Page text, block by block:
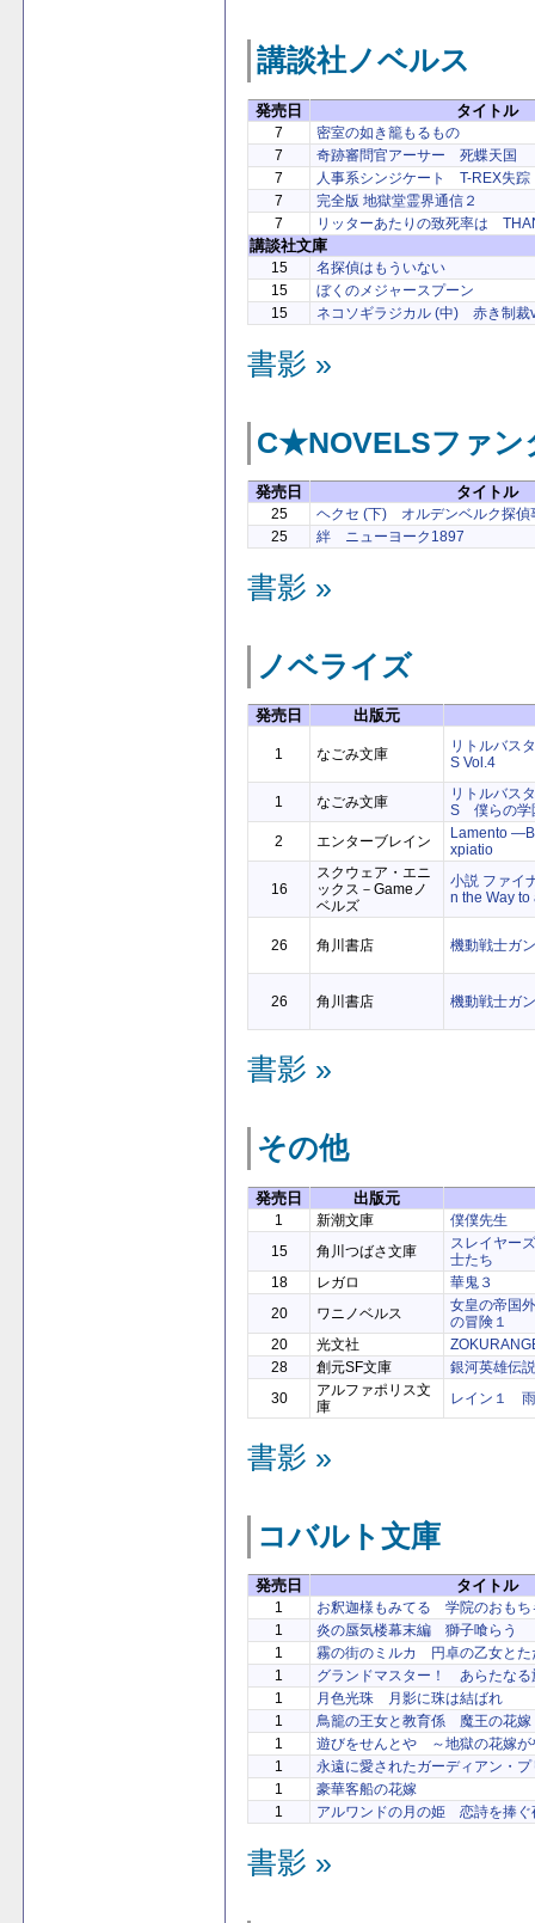
講談社ノベルス
発売日 タイトル
7
密室の如き籠もるもの
7
奇跡審問官アーサー 死蝶天国
7
人事系シンジケート T-REX失踪
7
完全版 地獄堂霊界通信２
7
リッターあたりの致死率は
講談社文庫
15
名探偵はもういない
15
ぼくのメジャースプーン
15
ネコソギラジカル (中) 赤き制裁
書影 »
C★NOVELSファン
発売日 タイトル
25
ヘクセ (下) オルデンベルク探偵
25
絆 ニューヨーク1897
書影 »
ノベライズ
発売日 出版元
1 なごみ文庫
リトルバス
S Vol.4
1 なごみ文庫
リトルバス
S 僕らの学
2
エンターブレイン
Lamento
xpiatio
16
スクウェア・エニ
ックス－Gameノ
ベルズ
小説 ファイ
n the Way to
26 角川書店 機動戦士ガ
26 角川書店 機動戦士ガ
書影 »
その他
発売日 出版元
1 新潮文庫
僕僕先生
15
角川つばさ文庫
スレイヤー
士たち
18
レガロ
華鬼３
20
ワニノベルス
女皇の帝国
の冒険１
20
光文社
28
創元SF文庫
銀河英雄伝
30
アルファポリス文
庫
レイン１ 雨
書影 »
コバルト文庫
発売日 タイトル
1
お釈迦様もみてる 学院のおもち
1
炎の蜃気楼幕末編 獅子喰らう
1
霧の街のミルカ 円卓の乙女とた
1
グランドマスター！ あらたなる
1
月色光珠 月影に珠は結ばれ
1
鳥籠の王女と教育係 魔王の花嫁
1
遊びをせんとや ～地獄の花嫁が
1
永遠に愛されたガーディアン・プ
1
豪華客船の花嫁
1
アルワンドの月の姫 恋詩を捧ぐ
書影 »